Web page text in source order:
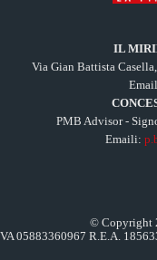
IL
Via Gian Battista
PMB Advisor -
Emaili:
© Copyright
05883360967 R.E.A.